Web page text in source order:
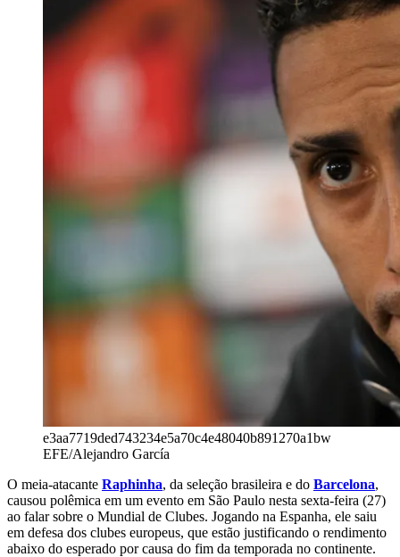
e3aa7719ded743234e5a70c4e48040b891270a1bw
EFE/Alejandro García
O meia-atacante Raphinha, da seleção brasileira e do Barcelona,
causou polêmica em um evento em São Paulo nesta sexta-feira (27)
ao falar sobre o Mundial de Clubes. Jogando na Espanha, ele saiu
em defesa dos clubes europeus, que estão justificando o rendimento
abaixo do esperado por causa do fim da temporada no continente.